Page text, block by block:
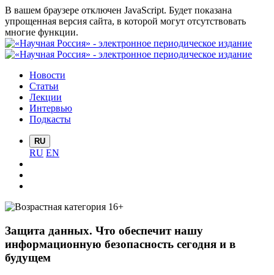
В вашем браузере отключен JavaScript. Будет показана
упрощенная версия сайта, в которой могут отсутствовать
многие функции.
Новости
Статьи
Лекции
Интервью
Подкасты
RU
RU EN
Защита данных. Что обеспечит нашу
информационную безопасность сегодня и в
будущем